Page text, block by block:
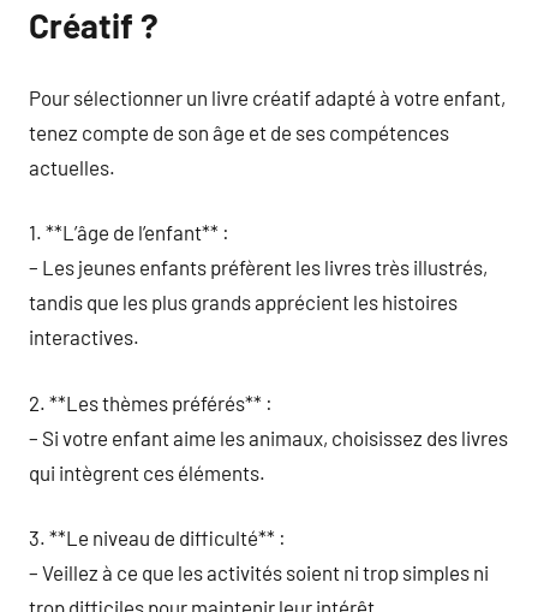
Créatif ?
Pour sélectionner un livre créatif adapté à votre enfant,
tenez compte de son âge et de ses compétences
actuelles.
1. **L’âge de l’enfant** :
– Les jeunes enfants préfèrent les livres très illustrés,
tandis que les plus grands apprécient les histoires
interactives.
2. **Les thèmes préférés** :
– Si votre enfant aime les animaux, choisissez des livres
qui intègrent ces éléments.
3. **Le niveau de difficulté** :
– Veillez à ce que les activités soient ni trop simples ni
trop difficiles pour maintenir leur intérêt.